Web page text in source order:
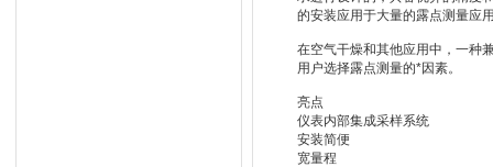
的安装应用于大量的露点测量应
在空气干燥和其他应用中，一种
用户选择露点测量的*因素。
亮点
仪表内部集成采样系统
安装简便
宽量程